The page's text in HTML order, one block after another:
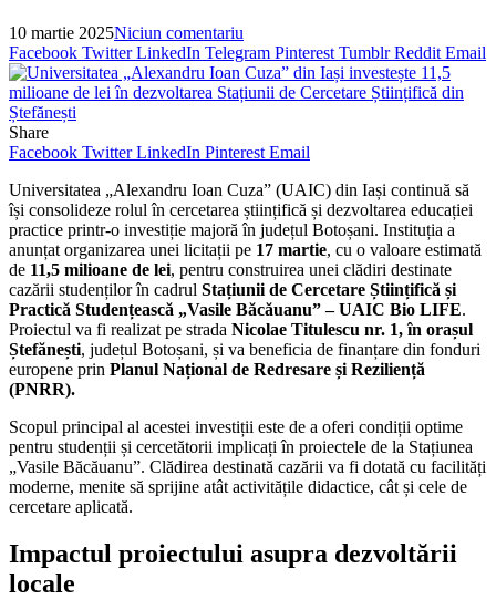
10 martie 2025Niciun comentariu
Facebook Twitter LinkedIn Telegram Pinterest Tumblr Reddit Email
Share
Facebook Twitter LinkedIn Pinterest Email
Universitatea „Alexandru Ioan Cuza” (UAIC) din Iași continuă să
își consolideze rolul în cercetarea științifică și dezvoltarea educației
practice printr-o investiție majoră în județul Botoșani. Instituția a
anunțat organizarea unei licitații pe 17 martie, cu o valoare estimată
de 11,5 milioane de lei, pentru construirea unei clădiri destinate
cazării studenților în cadrul Stațiunii de Cercetare Științifică și
Practică Studențească „Vasile Băcăuanu” – UAIC Bio LIFE.
Proiectul va fi realizat pe strada Nicolae Titulescu nr. 1, în orașul
Ștefănești, județul Botoșani, și va beneficia de finanțare din fonduri
europene prin Planul Național de Redresare și Reziliență
(PNRR).
Scopul principal al acestei investiții este de a oferi condiții optime
pentru studenții și cercetătorii implicați în proiectele de la Stațiunea
„Vasile Băcăuanu”. Clădirea destinată cazării va fi dotată cu facilități
moderne, menite să sprijine atât activitățile didactice, cât și cele de
cercetare aplicată.
Impactul proiectului asupra dezvoltării
locale